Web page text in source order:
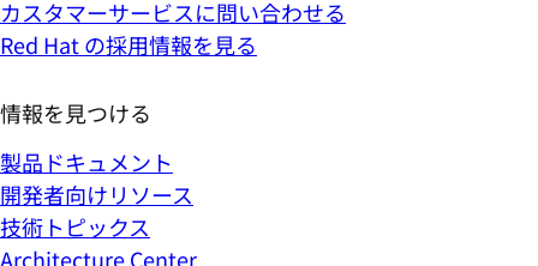
カスタマーサービスに問い合わせる
Red Hat の採用情報を見る
情報を見つける
製品ドキュメント
開発者向けリソース
技術トピックス
Architecture Center